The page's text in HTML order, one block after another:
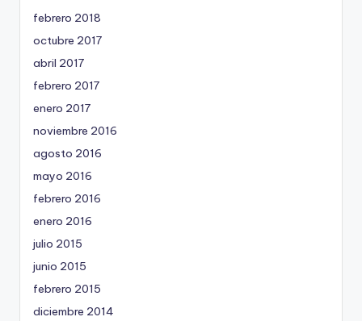
febrero 2018
octubre 2017
abril 2017
febrero 2017
enero 2017
noviembre 2016
agosto 2016
mayo 2016
febrero 2016
enero 2016
julio 2015
junio 2015
febrero 2015
diciembre 2014